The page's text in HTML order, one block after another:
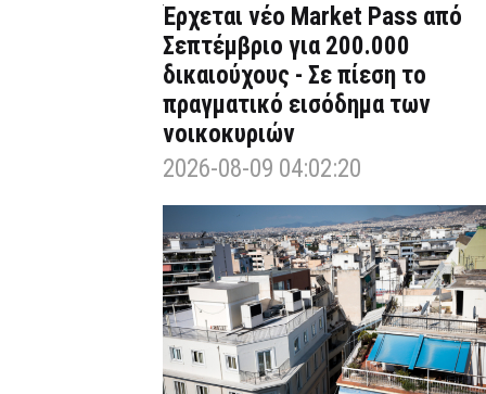
Έρχεται νέο Market Pass από
Σεπτέμβριο για 200.000
δικαιούχους - Σε πίεση το
πραγματικό εισόδημα των
νοικοκυριών
2026-08-09 04:02:20